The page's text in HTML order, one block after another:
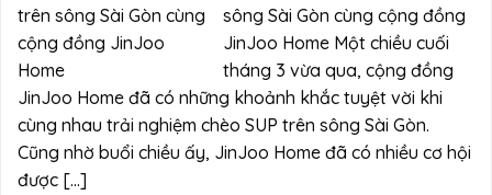
sông Sài Gòn cùng cộng đồng
JinJoo Home Một chiều cuối
tháng 3 vừa qua, cộng đồng
JinJoo Home đã có những khoảnh khắc tuyệt vời khi
cùng nhau trải nghiệm chèo SUP trên sông Sài Gòn.
Cũng nhờ buổi chiều ấy, JinJoo Home đã có nhiều cơ hội
được […]